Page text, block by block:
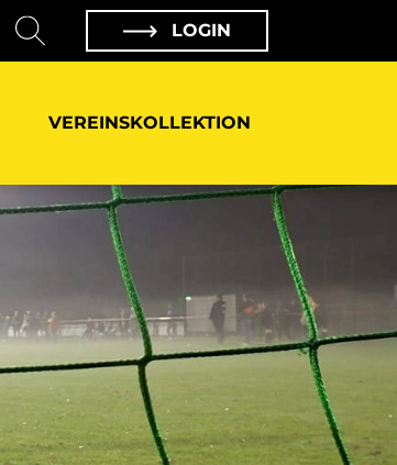
LOGIN
VEREINSKOLLEKTION